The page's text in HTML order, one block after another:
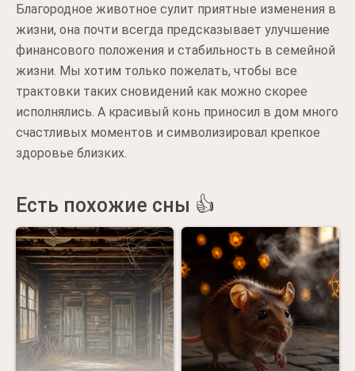
Благородное животное сулит приятные изменения в
жизни, она почти всегда предсказывает улучшение
финансового положения и стабильность в семейной
жизни. Мы хотим только пожелать, чтобы все
трактовки таких сновидений как можно скорее
исполнялись. А красивый конь приносил в дом много
счастливых моментов и символизировал крепкое
здоровье близких.
Есть похожие сны 👍